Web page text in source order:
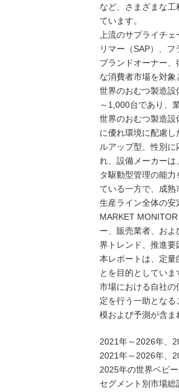
など、さまざまな
ています。
上流のサプライチ
リマー（SAP）、
ブランドオーナー
な消費者市場を対象
世界のおむつ製造
～1,000台であり、
世界のおむつ製造
に優れ環境に配慮
ルアップ型、性別
れ、設備メーカー
タ駆動型管理の能
ている一方で、成
生産ライン全体の安
MARKET
ー、販売業者、お
界トレンド、推進要
本レポートは、定量
とを目的としてい
市場における自社
定を行う一助とな
模および予測が含ま
2021年～2026年、
2021年～2026年、
2025年の世界ベビ
セグメント別市場総